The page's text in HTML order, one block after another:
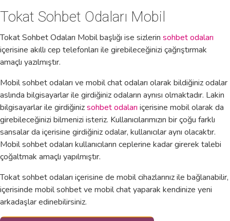
Tokat Sohbet Odaları Mobil
Tokat Sohbet Odaları Mobil başlığı ise sizlerin sohbet odaları
içerisine akıllı cep telefonları ile girebileceğinizi çağrıştırmak
amaçlı yazılmıştır.
Mobil sohbet odaları ve mobil chat odaları olarak bildiğiniz odalar
aslında bilgisayarlar ile girdiğiniz odaların aynısı olmaktadır. Lakin
bilgisayarlar ile girdiğinizsohbet odaları içerisine mobil olarak da
girebileceğinizi bilmenizi isteriz. Kullanıcılarımızın bir çoğu farklı
sansalar da içerisine girdiğiniz odalar, kullanıcılar aynı olacaktır.
Mobil sohbet odaları kullanıcıların ceplerine kadar girerek talebi
çoğaltmak amaçlı yapılmıştır.
Tokat sohbet odaları içerisine de mobil cihazlarınız ile bağlanabilir,
içerisinde mobil sohbet ve mobil chat yaparak kendinize yeni
arkadaşlar edinebilirsiniz.